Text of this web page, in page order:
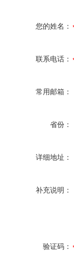
您的姓名：
联系电话：
常用邮箱：
省份：
详细地址：
补充说明：
验证码：